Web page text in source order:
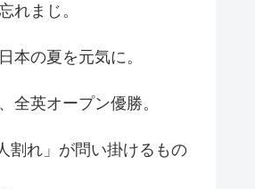
れまじ。
本の夏を元気に。
全英オープン優勝。
割れ」が問い掛けるもの